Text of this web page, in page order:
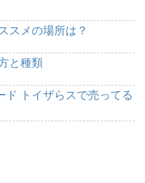
スメの場所は？
と種類
ド トイザらスで売ってる